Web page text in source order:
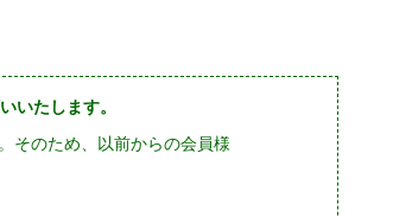
たします。
そのため、以前からの会員様